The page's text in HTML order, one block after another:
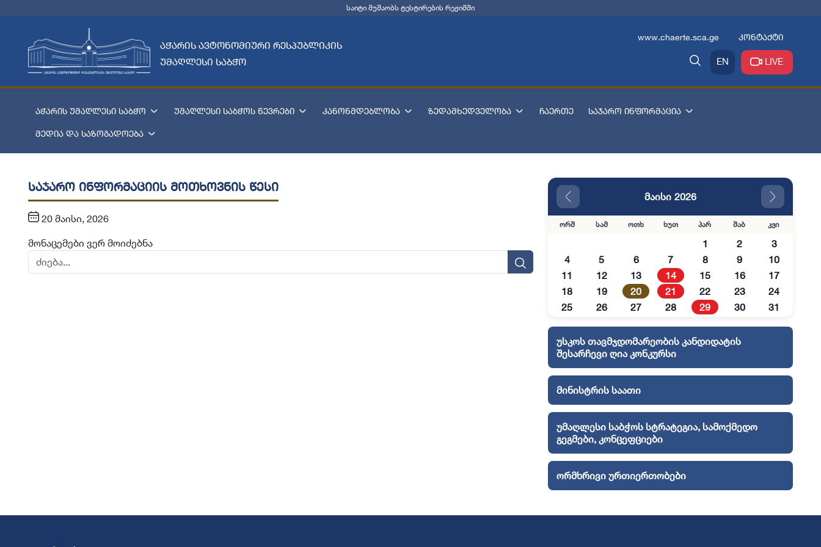
საიტი მუშაობს ტესტირების რეჟიმში
აჭარის ავტონომიური რესპუბლიკის
უმაღლესი საბჭო
www.chaerte.sca.ge კონტაქტი
EN LIVE
აჭარის უმაღლესი საბჭო უმაღლესი საბჭოს წევრები კანონმდებლობა ზედამხედველობა ჩაერთე საჯარო ინფორმაცია
მედია და საზოგადოება
საჯარო ინფორმაციის მოთხოვნის წესი
20 მაისი, 2026
მონაცემები ვერ მოიძებნა
მაისი 2026
ორშ სამ ოთხ ხუთ პარ შაბ კვი
1 2
3
4
5 6 7 8 9
10
11
12 13 14 15 16
17
18
19 20 21 22 23
24
25
26 27 28 29 30 31
უსკოს თავმჯდომარეობის კანდიდატის
შესარჩევი ღია კონკურსი
მინისტრის საათი
უმაღლესი საბჭოს სტრატეგია, სამოქმედო
გეგმები, კონცეფციები
ორმხრივი ურთიერთობები